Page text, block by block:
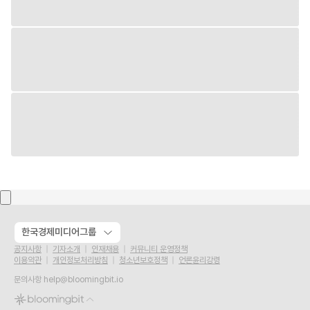
한국경제미디어그룹
공지사항 기자소개 인재채용
커뮤니티 운영정책
이용약관
개인정보처리방침 청소년보호정책
언론윤리강령
문의사항 help@bloomingbit.io